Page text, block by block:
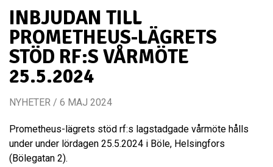
INBJUDAN TILL
PROMETHEUS-LÄGRETS
STÖD RF:S VÅRMÖTE
25.5.2024
NYHETER / 6 MAJ 2024
Prometheus-lägrets stöd rf:s lagstadgade vårmöte hålls
under under lördagen 25.5.2024 i Böle, Helsingfors
(Bölegatan 2).